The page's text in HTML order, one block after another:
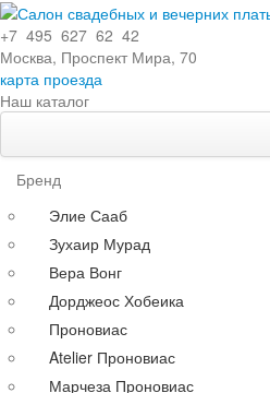
+7 495 627 62 42
Москва, Проспект Мира, 70
карта проезда
Наш каталог
Кружевные
С поясом
С длинными рукавами
Со шлейфом
По силуэту
Прямые
Бренд
Элие Сааб
Зухаир Мурад
Вера Вонг
Дорджеос Хобеика
Проновиас
Atelier Проновиас
Марчеза Проновиас